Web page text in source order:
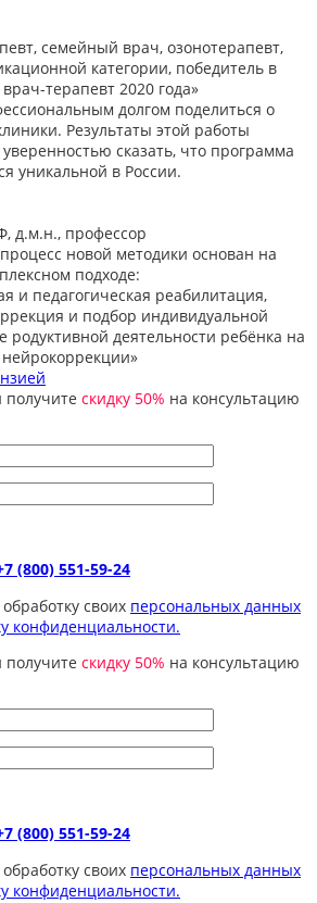
семейный врач, озонотерапевт,
категории, победитель в
терапевт 2020 года»
долгом поделиться о
Результаты этой работы
сказать, что программа
уникальной в России.
д.м.н., профессор
новой методики основан на
подходе:
и педагогическая реабилитация,
и подбор индивидуальной
деятельности ребёнка на
скидку 50% на консультацию
(800) 551-59-24
своих персональных данных
конфиденциальности.
скидку 50% на консультацию
(800) 551-59-24
своих персональных данных
конфиденциальности.